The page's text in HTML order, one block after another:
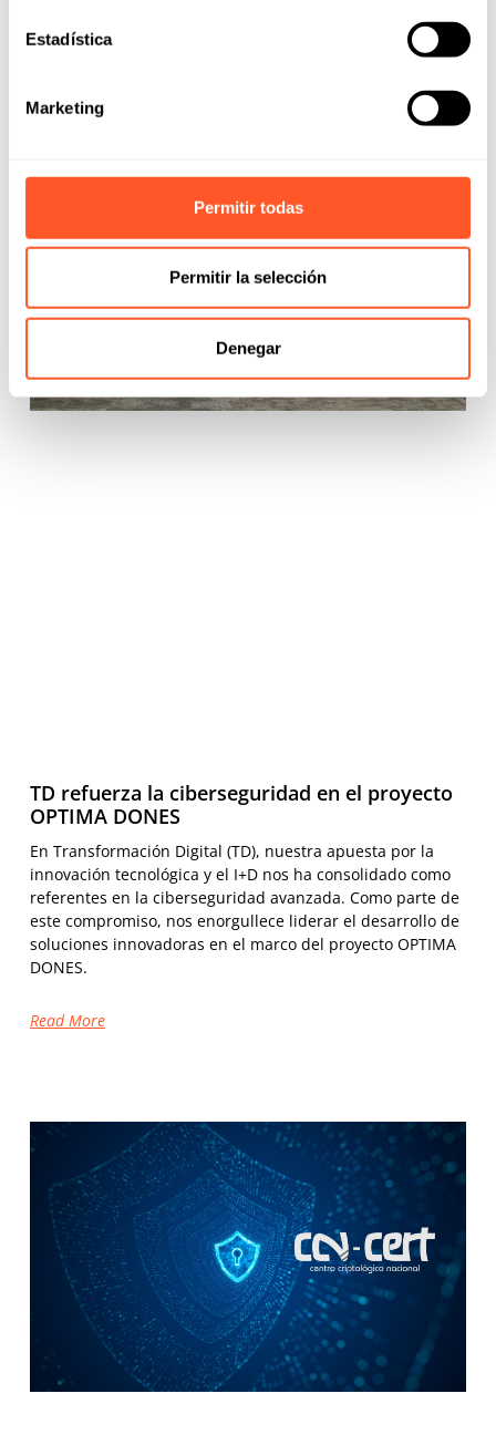
Estadística
Marketing
Permitir todas
Permitir la selección
Denegar
Read More
TD refuerza la ciberseguridad en el proyecto
OPTIMA DONES
En Transformación Digital (TD), nuestra apuesta por la
innovación tecnológica y el I+D nos ha consolidado como
referentes en la ciberseguridad avanzada. Como parte de
este compromiso, nos enorgullece liderar el desarrollo de
soluciones innovadoras en el marco del proyecto OPTIMA
DONES.
Read More